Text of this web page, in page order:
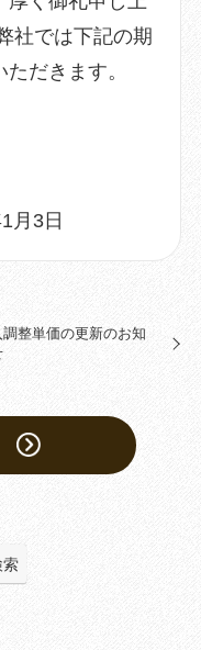
社では下記の期
だきます。
月3日
調整単価の更新のお知
索